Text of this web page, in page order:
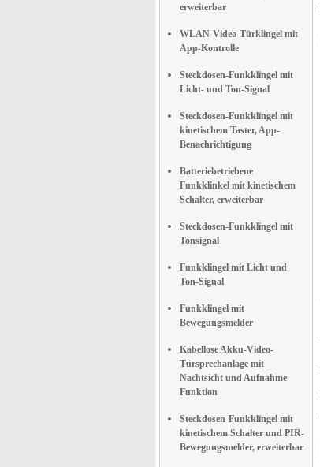
erweiterbar
WLAN-Video-Türklingel mit
App-Kontrolle
Steckdosen-Funkklingel mit
Licht- und Ton-Signal
Steckdosen-Funkklingel mit
kinetischem Taster, App-
Benachrichtigung
Batteriebetriebene
Funkklinkel mit kinetischem
Schalter, erweiterbar
Steckdosen-Funkklingel mit
Tonsignal
Funkklingel mit Licht und
Ton-Signal
Funkklingel mit
Bewegungsmelder
Kabellose Akku-Video-
Türsprechanlage mit
Nachtsicht und Aufnahme-
Funktion
Steckdosen-Funkklingel mit
kinetischem Schalter und PIR-
Bewegungsmelder, erweiterbar